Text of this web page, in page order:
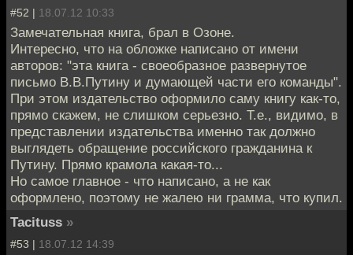
#52 | 18.07.12 10:33
Замечательная книга, брал в Озоне.
Интересно, что на обложке написано от имени
авторов: "эта книга - своеобразное развернутое
письмо В.В.Путину и думающей части его команды".
При этом издательство оформило саму книгу как-то,
прямо скажем, не слишком серьезно. Т.е., видимо, в
представлении издательства именно так должно
выглядеть обращение российского гражданина к
Путину. Прямо крамола какая-то...
Но самое главное - что написано, а не как
оформлено, поэтому не жалею ни грамма, что купил.
Tacituss »
#53 | 18.07.12 14:39